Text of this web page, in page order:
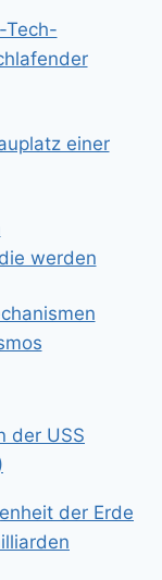
Tech-
einer
werden
der USS
der Erde